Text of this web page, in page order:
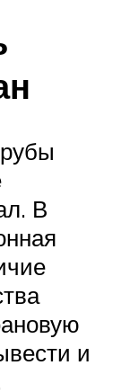
В
и